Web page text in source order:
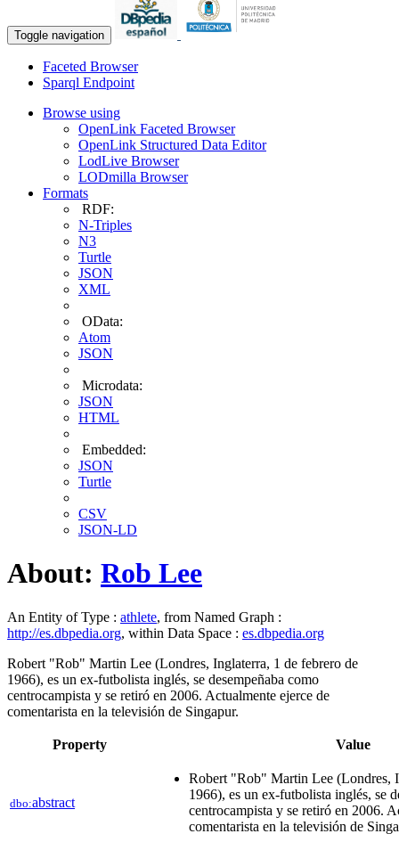
Toggle navigation
Faceted Browser
Sparql Endpoint
Browse using
OpenLink Faceted Browser
OpenLink Structured Data Editor
LodLive Browser
LODmilla Browser
Formats
RDF:
N-Triples
N3
Turtle
JSON
XML
OData:
Atom
JSON
Microdata:
JSON
HTML
Embedded:
JSON
Turtle
CSV
JSON-LD
About: Rob Lee
An Entity of Type : athlete, from Named Graph :
http://es.dbpedia.org, within Data Space : es.dbpedia.org
Robert "Rob" Martin Lee (Londres, Inglaterra, 1 de febrero de
1966), es un ex-futbolista inglés, se desempeñaba como
centrocampista y se retiró en 2006. Actualmente ejerce de
comentarista en la televisión de Singapur.
Property Value
dbo:abstract
Robert "Rob" Martin Lee (Londres,
1966), es un ex-futbolista inglés, se
centrocampista y se retiró en 2006.
comentarista en la televisión de